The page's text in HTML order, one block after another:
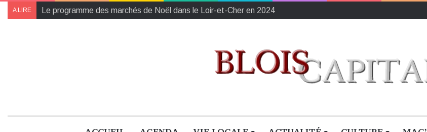
A LIRE Collectes des Banques Alimentaires et de l’Établissement français du sang